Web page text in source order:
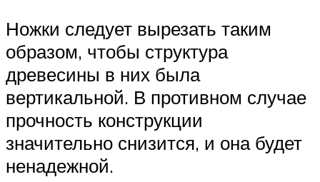
Ножки следует вырезать таким
образом, чтобы структура
древесины в них была
вертикальной. В противном случае
прочность конструкции
значительно снизится, и она будет
ненадежной.